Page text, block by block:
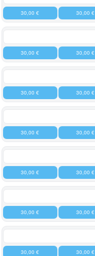
30,00 € 30,00 €
30,00 € 30,00 €
30,00 € 30,00 €
30,00 € 30,00 €
30,00 € 30,00 €
30,00 € 30,00 €
30,00 € 30,00 €